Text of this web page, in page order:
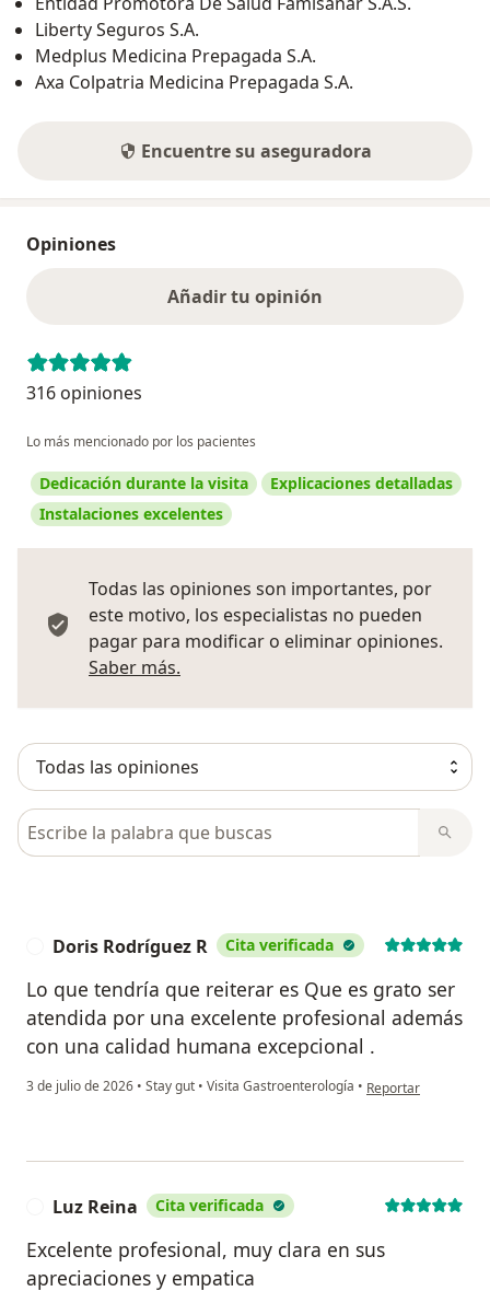
Liberty Seguros S.A.
Medplus Medicina Prepagada S.A.
Axa Colpatria Medicina Prepagada S.A.
Encuentre su aseguradora
Opiniones
Añadir tu opinión
316 opiniones
Lo más mencionado por los pacientes
Dedicación durante la visita
Explicaciones detalladas
Instalaciones excelentes
Todas las opiniones son importantes, por
este motivo, los especialistas no pueden
pagar para modificar o eliminar opiniones.
Saber más.
Busca en opiniones
Doris Rodríguez R Cita verificada
Lo que tendría que reiterar es Que es grato ser
atendida por una excelente profesional además
con una calidad humana excepcional .
3 de julio de 2026 • Stay gut • Visita Gastroenterología • en opinión del
Reportar
Luz Reina Cita verificada
Excelente profesional, muy clara en sus
apreciaciones y empatica